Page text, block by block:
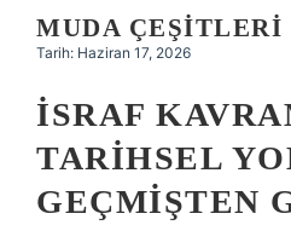
MUDA ÇEŞITLERI
Tarih: Haziran 17, 2026
İSRAF
TARIHSEL
GEÇMIŞTEN